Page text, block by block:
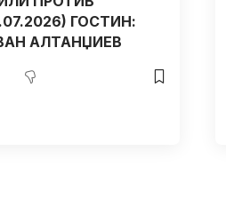
ГОСТИН:
АЛТАНЏИЕВ